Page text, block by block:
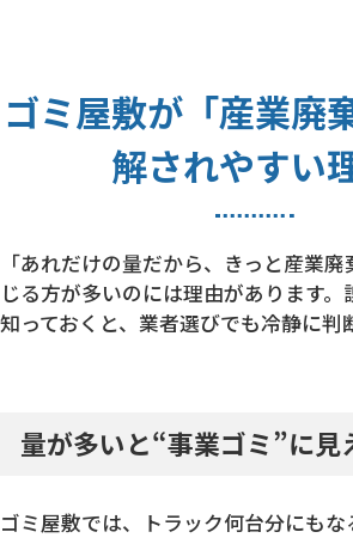
ゴミ屋敷が「産業廃
解されやすい
「あれだけの量だから、きっと産業
じる方が多いのには理由があります。
知っておくと、業者選びでも冷静に判
量が多いと“事業ゴミ”に見
ゴミ屋敷では、トラック何台分にも